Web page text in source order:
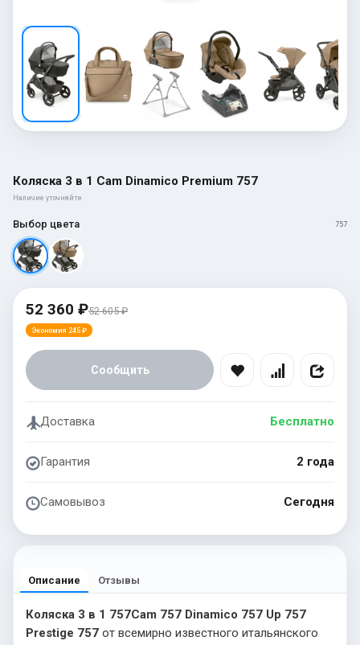
Коляска 3 в 1 Cam Dinamico Premium 757
Наличие уточняйте
Выбор цвета 757
52 360 ₽52 605 ₽
Экономия 245 ₽
Сообщить
Доставка Бесплатно
Гарантия 2 года
Самовывоз Сегодня
Описание Отзывы
Коляска 3 в 1 757Cam 757 Dinamico 757 Up 757
Prestige 757 от всемирно известного итальянского